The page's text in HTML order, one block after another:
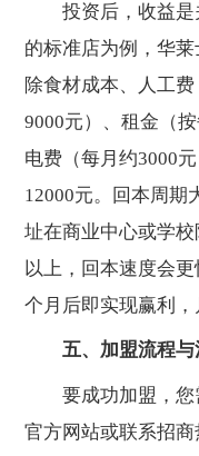
投资后，收益是
的标准店为例，华
除食材成本、人工
9000元）、租金（
电费（每月约3000
12000元。回本周期
址在商业中心或学
以上，回本速度会
个月后即实现赢利，
五、加盟流程与
要成功加盟，您
官方网站或联系招